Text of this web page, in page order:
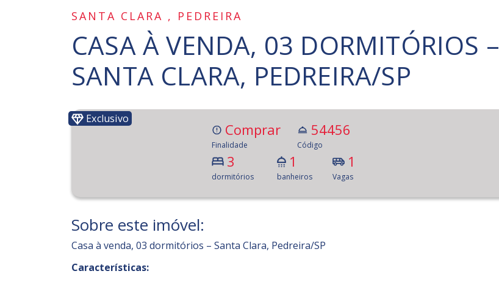
SANTA CLARA , PEDREIRA
CASA À VENDA, 03 DORMITÓRIOS –
SANTA CLARA, PEDREIRA/SP
Exclusivo
Comprar
Finalidade
54456
Código
3
dormitórios
1
banheiros
1
Vagas
Sobre este imóvel:
Casa à venda, 03 dormitórios – Santa Clara, Pedreira/SP
Características: